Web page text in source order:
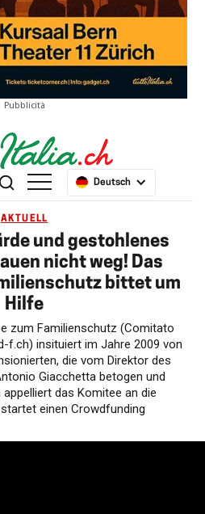
Pubblicità
Deutsch
AKTUELL
und gestohlenes
nicht weg! Das
bittet um
Hilfe
zum Familienschutz (Comitato
f.ch) insituiert im Jahre 2009 von
die vom Direktor des
Giacchetta betogen und
das Komitee an die
einen Crowdfunding